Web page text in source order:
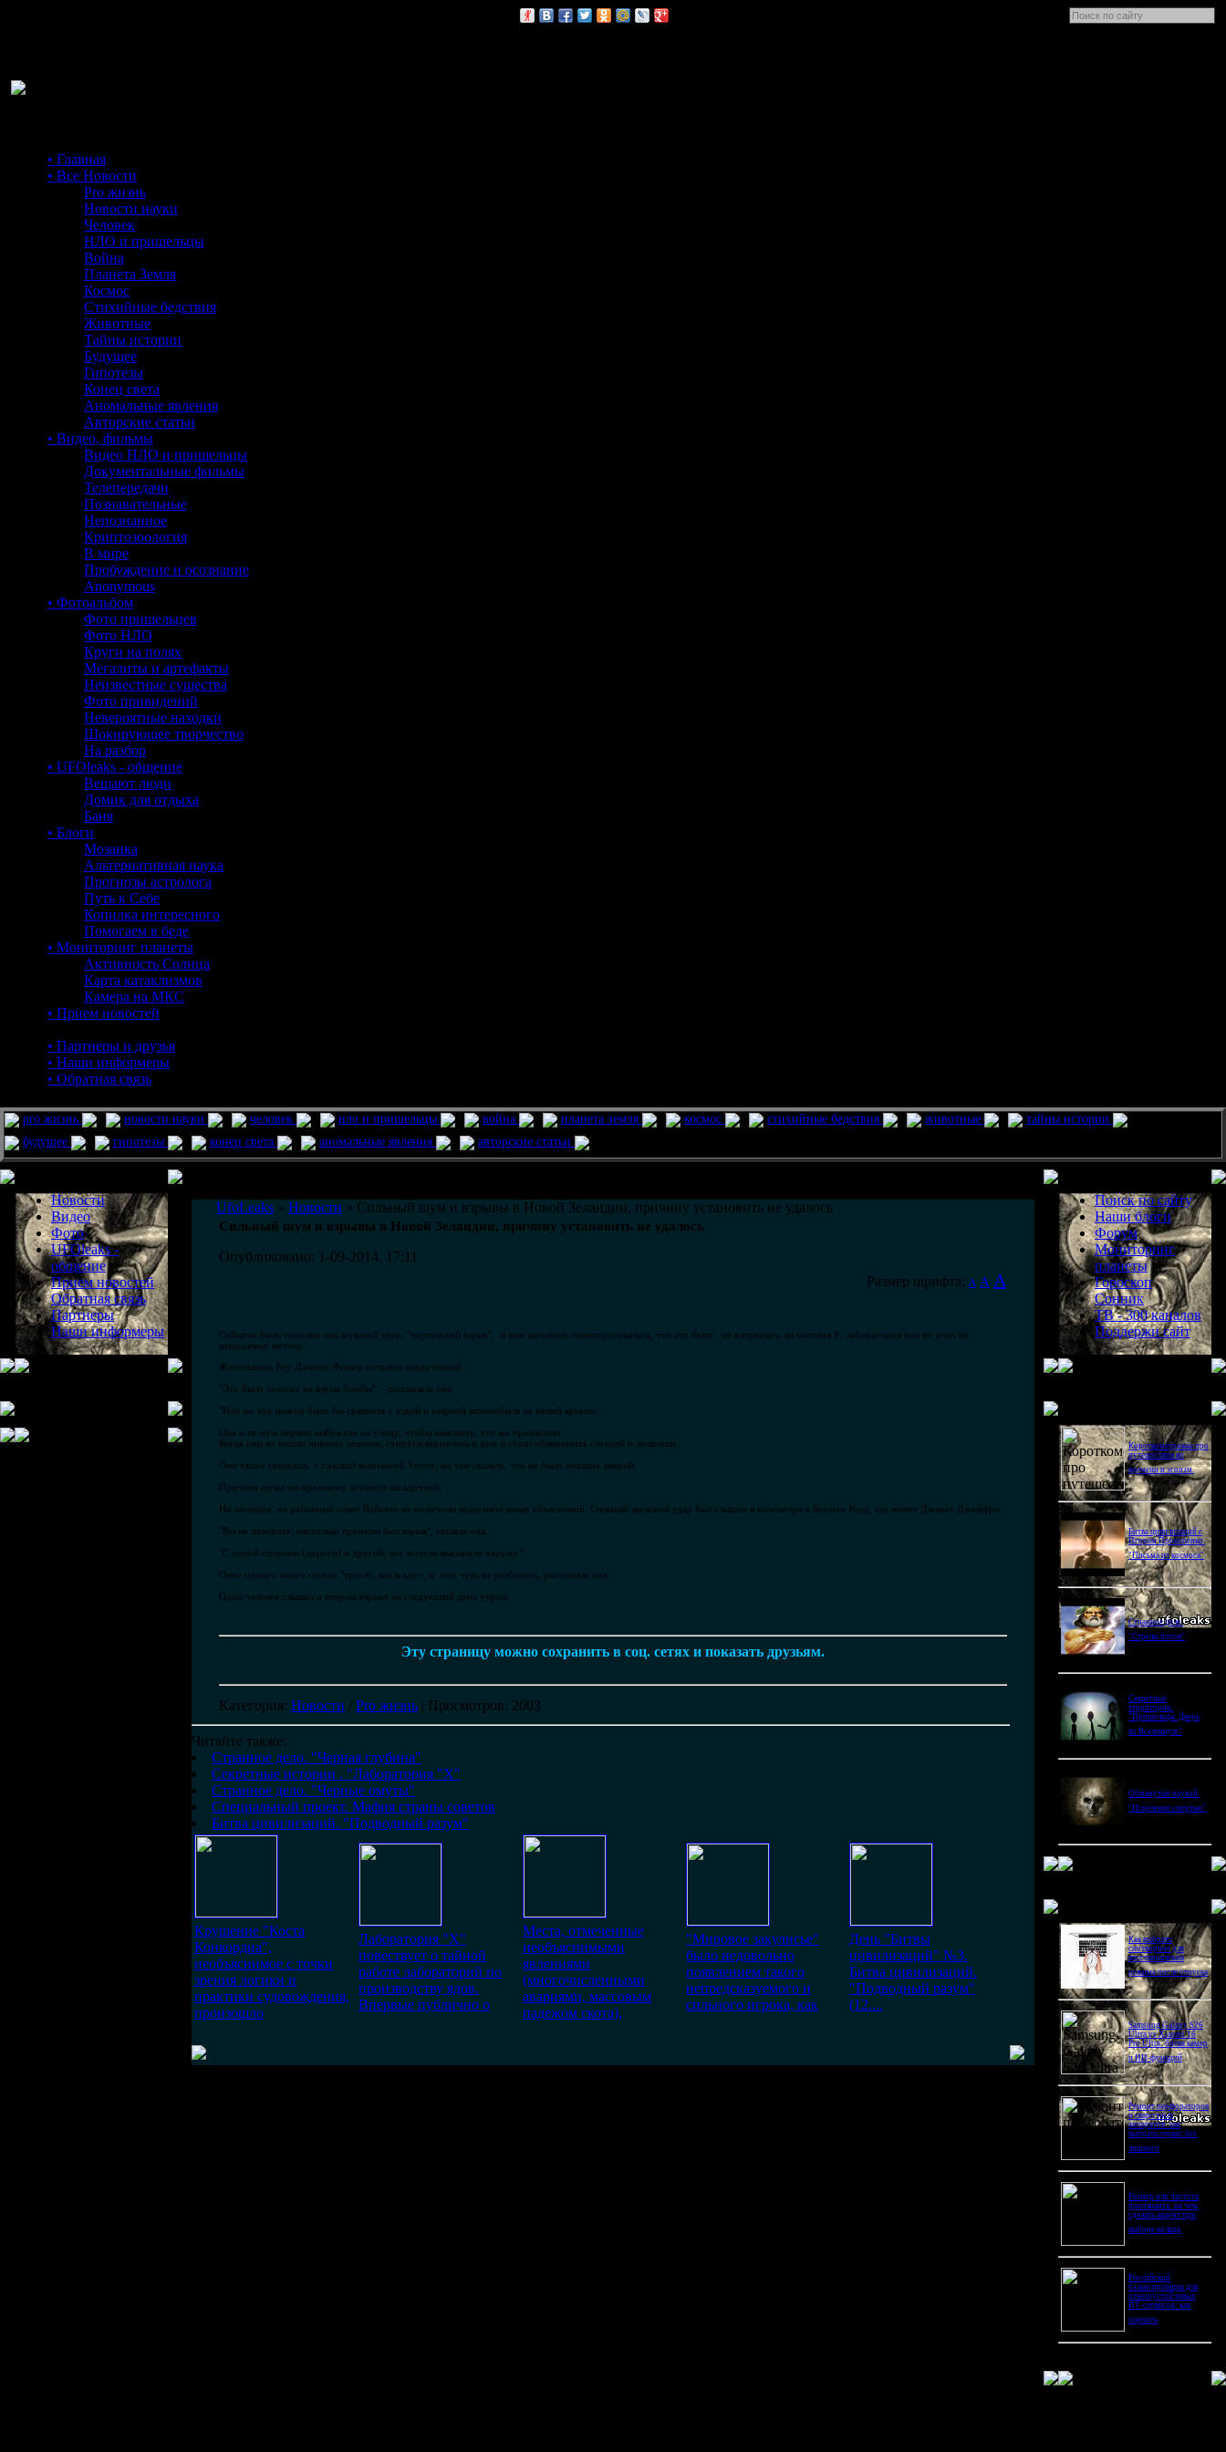
• Главная
• Все Новости
Pro жизнь
Новости науки
Человек
НЛО и пришельцы
Война
Планета Земля
Космос
Стихийные бедствия
Животные
Тайны истории
Будущее
Гипотезы
Конец света
Аномальные явления
Авторские статьи
• Видео, фильмы
Видео НЛО и пришельцы
Документальные фильмы
Телепередачи
Познавательные
Непознанное
Криптозоология
В мире
Пробуждение и осознание
Anonymous
• Фотоальбом
Фото пришельцев
Фото НЛО
Круги на полях
Мегалиты и артефакты
Неизвестные существа
Фото привидений
Невероятные находки
Шокирующее творчество
На разбор
• UFOleaks - общение
Вещают люди
Домик для отдыха
Баня
• Блоги
Мозаика
Альтернативная наука
Прогнозы астролога
Путь к Себе
Копилка интересного
Помогаем в беде
• Мониторинг планеты
Активность Солнца
Карта катаклизмов
Камера на МКС
• Прием новостей
• Партнеры и друзья
• Наши информеры
• Обратная связь
pro жизнь новости науки человек нло и пришельцы война планета земля космос стихийные бедствия животные
тайны истории
будущее
гипотезы конец света аномальные явления авторские статьи
Новости
Видео
Фото
UFOleaks -
общение
Прием новостей
Обратная связь
Партнеры
Наши информеры
UfoLeaks » Новости » Сильный шум и взрывы в Новой Зеландии, причину установить не удалось
Сильный шум и взрывы в Новой Зеландии, причину установить не удалось
Опубликовано: 1-09-2014, 17:11
Размер шрифта: A A A
Событие было описано как звуковой удар, "чертовский взрыв", и оно заставило поинтересоваться, что это было: не взорвалась ли местная P- лаборатория или не упал ли
неподалеку метеор.
Жительница Роу Дженис Фишер осталась озадаченной.
"Это было похоже на взрыв бомбы", - рассказала она.
"Или же это можно было бы сравнить с ездой и аварией автомобиля на вашей крыше».
Она и ее муж нервно выбежали на улицу, чтобы выяснить, что же произошло.
Когда они не нашли никаких зацепок, супруги вернулись в дом и стали обзванивать соседей и знакомых.
Они также связались с газовой компанией Vector, но там сказали, что не было никаких аварий.
Причина шума по-прежнему остается загадочной.
Ни полиция, ни районный совет Вайкато не получили вразумительных объяснений. Сильный звуковой удар был слышен в километре в Боумэн Роуд, где живет Джанет Джеффри.
"Вы не поверите, настолько громким был взрыв", сказала она.
"С одной стороны [дороги] и другой, все жители высыпали наружу".
Окно одного моего соседа "трясло, как в аду», и оно чуть не разбилось, рассказала она.
Один человек слышал о втором взрыве на следующий день утром.
Эту страницу можно сохранить в соц. сетях и показать друзьям.
Категория: Новости / Pro жизнь | Просмотров: 2003
Читайте также:
Странное дело. "Черная глубина"
Секретные истории . "Лаборатория "X"
Странное дело. "Черные омуты"
Специальный проект. Мафия страны советов
Битва цивилизаций. "Подводный разум"
Крушение "Коста
Конкордиа",
необъяснимое с точки
зрения логики и
практики судовождения,
произошло
Лаборатория "Х"
повествует о тайной
работе лабораторий по
производству ядов.
Впервые публично о
Места, отмеченные
необъяснимыми
явлениями
(многочисленными
авариями, массовым
падежом скота),
"Мировое закулисье"
было недовольно
появлением такого
непредсказуемого и
сильного игрока, как
День "Битвы
цивилизаций" №3.
Битва цивилизаций.
"Подводный разум"
(12....
Поиск по сайту
Наши блоги
Форум
Мониторинг
планеты
Гороскоп
Сонник
ТВ - 300 каналов
Поддержи сайт
Короткометражка про
путешествия во
времени и эгоизм.
Битва цивилизаций с
Игорем Прокопенко.
"Письма из космоса"
Странное дело.
"Стрелы богов"
Секретные
территории.
"Пришельцы. Дверь
во Вселенную"
Обманутые наукой.
"Исцеление смертью"
Как выбрать
снотворное для
восстановления
режима после отпуска
Samsung Galaxy S26
Ultra vs Xiaomi 16
Pro Ultra: битва камер
и ИИ-функций
Ремонт перфораторов
и сварочных
аппаратов: как
выбрать сервис без
лишнего
Размер или чистота
бриллианта: на чем
сделать акцент при
выборе кольца
Российский
балансировщик для
отказоустойчивых
ИТ-сервисов: как
оценить